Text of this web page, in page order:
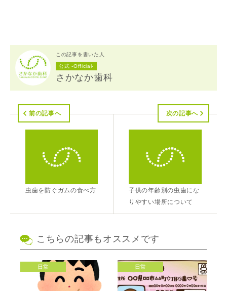
この記事を書いた人
公式 -Official-
さかなか歯科
前の記事へ
虫歯を防ぐガムの食べ方
次の記事へ
子供の年齢別の虫歯にな
りやすい場所について
こちらの記事もオススメです
日常 日常